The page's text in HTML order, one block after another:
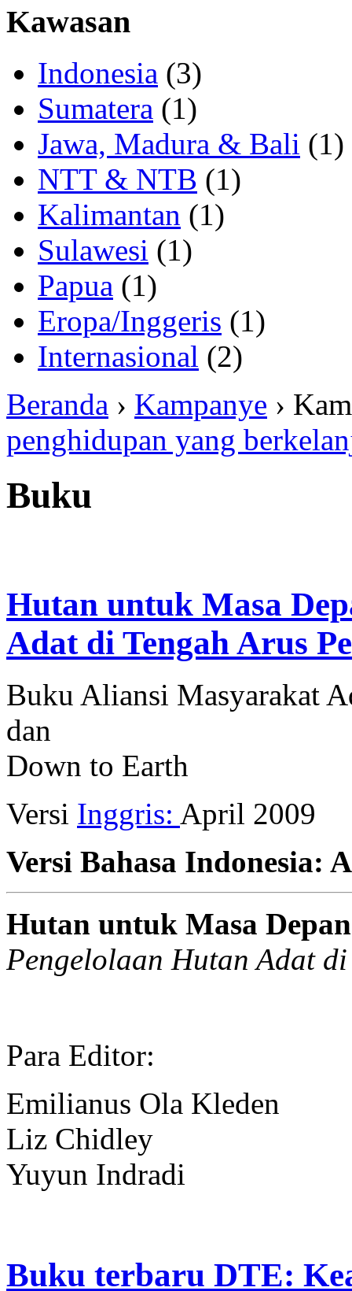
Kawasan
Indonesia (3)
Sumatera (1)
Jawa, Madura & Bali (1)
NTT & NTB (1)
Kalimantan (1)
Sulawesi (1)
Papua (1)
Eropa/Inggeris (1)
Internasional (2)
Beranda › Kampanye ›
penghidupan yang
Buku
Hutan untuk Masa
Adat di Tengah Arus
Buku Aliansi Masyarakat
dan
Down to Earth
Versi Inggris: April 2009
Versi Bahasa Indonesia:
Hutan untuk Masa Depan
Pengelolaan Hutan Adat
Para Editor:
Emilianus Ola Kleden
Liz Chidley
Yuyun Indradi
Buku terbaru DTE: